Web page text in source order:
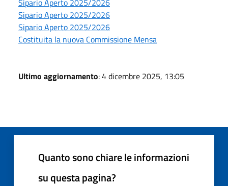
Sipario Aperto 2025/2026
Sipario Aperto 2025/2026
Costituita la nuova Commissione Mensa
Ultimo aggiornamento: 4 dicembre 2025, 13:05
Quanto sono chiare le informazioni
su questa pagina?